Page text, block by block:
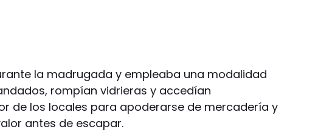
la madrugada y empleaba una modalidad
rompían vidrieras y accedían
de los locales para apoderarse de mercadería y
antes de escapar.